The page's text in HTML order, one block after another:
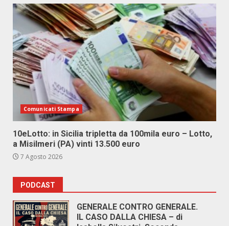
Comunicati Stampa
10eLotto: in Sicilia tripletta da 100mila euro – Lotto,
a Misilmeri (PA) vinti 13.500 euro
7 Agosto 2026
PODCAST
GENERALE CONTRO GENERALE.
IL CASO DALLA CHIESA – di